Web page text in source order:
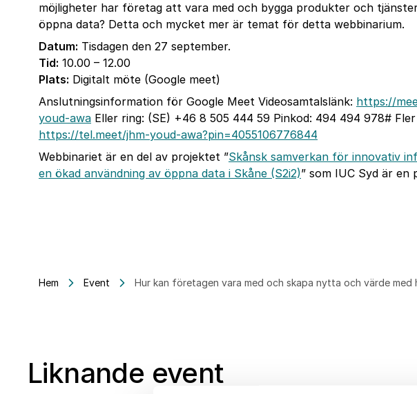
möjligheter har företag att vara med och bygga produkter och
öppna data? Detta och mycket mer är temat för detta webbinarium.
Datum: Tisdagen den 27 september.
Tid: 10.00 – 12.00
Plats: Digitalt möte (Google meet)
Anslutningsinformation för Google Meet Videosamtalslänk: https://
youd-awa Eller ring: ‪(SE) +46 8 505 444 59 Pinkod: ‪494 494 978#
https://tel.meet/jhm-youd-awa?pin=4055106776844
Webbinariet är en del av projektet ”Skånsk samverkan för innovativ
en ökad användning av öppna data i Skåne (S2i2)” som IUC Syd är
Hem Event Hur kan företagen vara med och skapa nytta och värde med
Liknande event